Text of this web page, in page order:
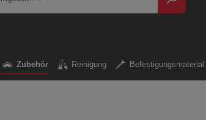
Zubehör Reinigung Befestigungsmaterial